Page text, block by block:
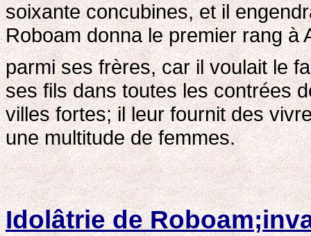
soixante concubines, et il
Roboam donna le premier rang à
parmi ses frères, car il voulait le
ses fils dans toutes les contrées
villes fortes; il leur fournit des
une multitude de femmes.
Idolâtrie de